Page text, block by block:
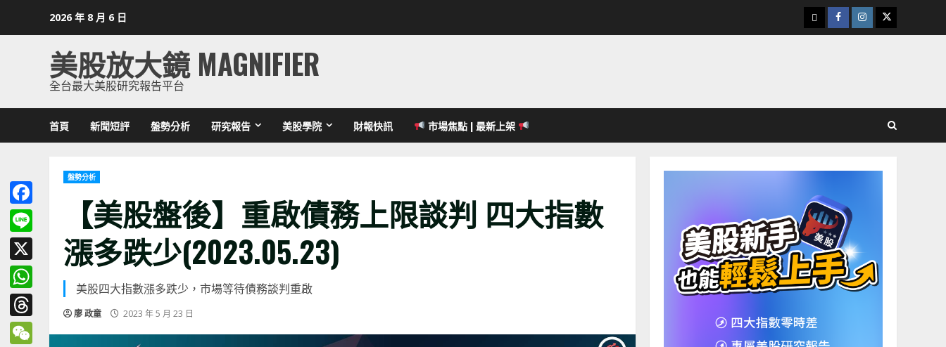
2026 年 8 月 6 日
下
載
Facebook
Instagram
Twitter
美股放大鏡 MAGNIFIER
全台最大美股研究報告平台
首頁 新聞短評 盤勢分析 研究報告 美股學院 財報快訊 市場焦點 | 最新上架
盤勢分析
【美股盤後】重啟債務上限談判 四大指數
漲多跌少(2023.05.23)
美股四大指數漲多跌少，市場等待債務談判重啟
廖 政童 2023 年 5 月 23 日
Facebook
Line
X
WhatsApp
Threads